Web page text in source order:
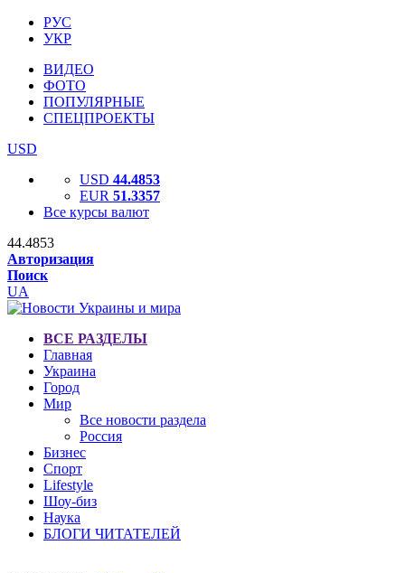
РУС
УКР
ВИДЕО
ФОТО
ПОПУЛЯРНЫЕ
СПЕЦПРОЕКТЫ
USD
USD 44.4853
EUR 51.3357
Все курсы валют
44.4853
Авторизация
Поиск
UA
ВСЕ РАЗДЕЛЫ
Главная
Украина
Город
Мир
Все новости раздела
Россия
Бизнес
Спорт
Lifestyle
Шоу-биз
Наука
БЛОГИ ЧИТАТЕЛЕЙ